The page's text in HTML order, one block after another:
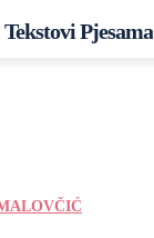
Tekstovi Pjesama